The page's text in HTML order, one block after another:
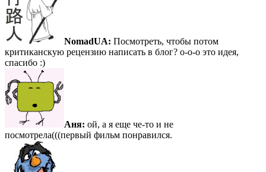
NomadUA: Посмотреть, чтобы потом
критиканскую рецензию написать в блог? о-о-о это идея,
спасибо :)
Аня: ой, а я еще че-то и не
посмотрела(((первый фильм понравился.